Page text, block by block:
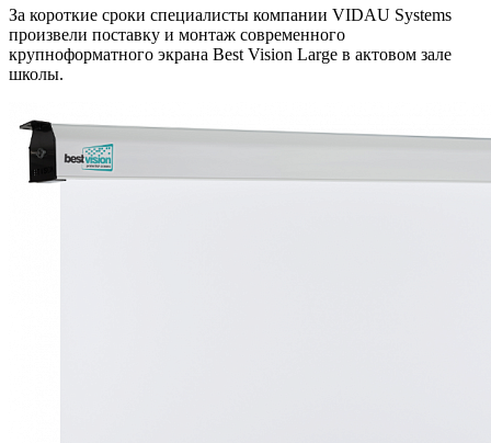
За короткие сроки специалисты компании VIDAU Systems
произвели поставку и монтаж современного
крупноформатного экрана Best Vision Large в актовом зале
школы.